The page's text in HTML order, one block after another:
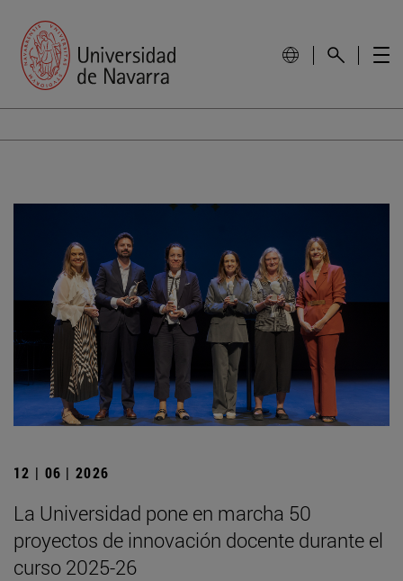
12 | 06 | 2026
La Universidad pone en marcha 50
proyectos de innovación docente durante el
curso 2025-26